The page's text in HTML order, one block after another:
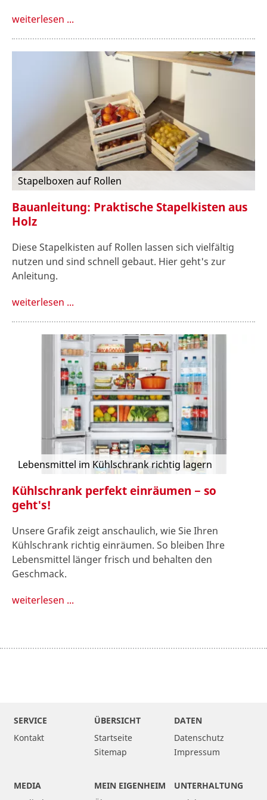
weiterlesen ...
Stapelboxen auf Rollen
Bauanleitung: Praktische Stapelkisten aus
Holz
Diese Stapelkisten auf Rollen lassen sich vielfältig
nutzen und sind schnell gebaut. Hier geht's zur
Anleitung.
weiterlesen ...
Lebensmittel im Kühlschrank richtig lagern
Kühlschrank perfekt einräumen − so
geht's!
Unsere Grafik zeigt anschaulich, wie Sie Ihren
Kühlschrank richtig einräumen. So bleiben Ihre
Lebensmittel länger frisch und behalten den
Geschmack.
weiterlesen ...
SERVICE
Kontakt
ÜBERSICHT
Startseite
Sitemap
DATEN
Datenschutz
Impressum
MEDIA
MEIN EIGENHEIM
UNTERHALTUNG